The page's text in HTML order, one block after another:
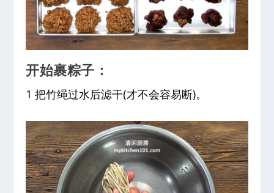
开始裹粽子：
1 把竹绳过水后滤干(才不会容易断)。